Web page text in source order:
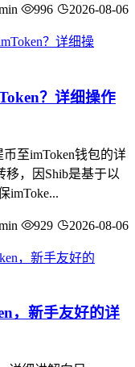
996 2026-08-06
？详细操作
至imToken钱包的详
，因Shib是基于以
imToke...
929 2026-08-06
，新手友好的详